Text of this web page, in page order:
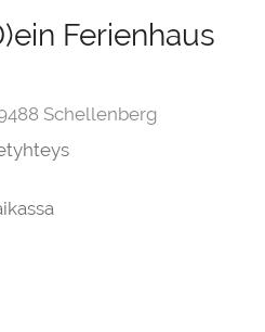
Ferienhaus
Schellenberg